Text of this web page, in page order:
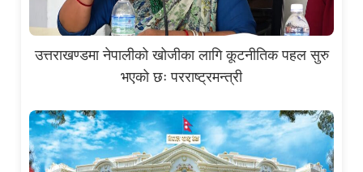
उत्तराखण्डमा नेपालीको खोजीका लागि कूटनीतिक पहल सुरु
भएको छः परराष्ट्रमन्त्री